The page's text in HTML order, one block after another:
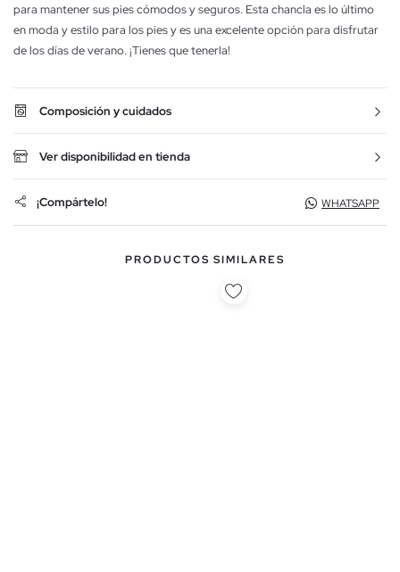
para mantener sus pies cómodos y seguros. Esta chancla es lo último
en moda y estilo para los pies y es una excelente opción para disfrutar
de los días de verano. ¡Tienes que tenerla!
Composición y cuidados
Ver disponibilidad en tienda
¡Compártelo! WHATSAPP
PRODUCTOS SIMILARES